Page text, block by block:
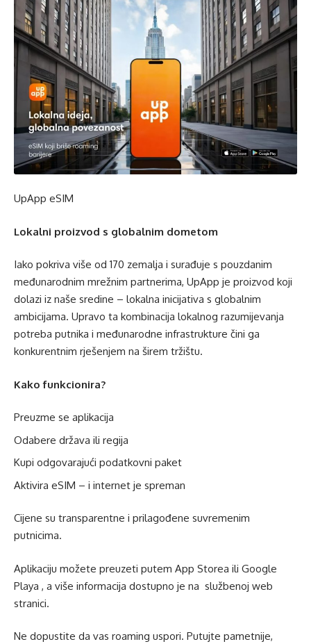
UpApp eSIM
Lokalni proizvod s globalnim dometom
Iako pokriva više od 170 zemalja i surađuje s pouzdanim
međunarodnim mrežnim partnerima, UpApp je proizvod koji
dolazi iz naše sredine – lokalna inicijativa s globalnim
ambicijama. Upravo ta kombinacija lokalnog razumijevanja
potreba putnika i međunarodne infrastrukture čini ga
konkurentnim rješenjem na širem tržištu.
Kako funkcionira?
Preuzme se aplikacija
Odabere država ili regija
Kupi odgovarajući podatkovni paket
Aktivira eSIM – i internet je spreman
Cijene su transparentne i prilagođene suvremenim
putnicima.
Aplikaciju možete preuzeti putem App Storea ili Google
Playa , a više informacija dostupno je na službenoj web
stranici.
Ne dopustite da vas roaming uspori. Putujte pametnije,